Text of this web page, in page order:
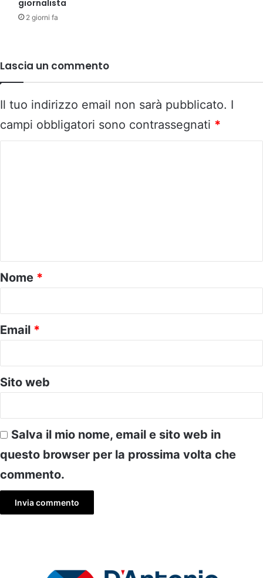
giornalista
2 giorni fa
Lascia un commento
Il tuo indirizzo email non sarà pubblicato. I
campi obbligatori sono contrassegnati *
o
*
Nome *
Email *
Sito web
Salva il mio nome, email e sito web in
questo browser per la prossima volta che
commento.